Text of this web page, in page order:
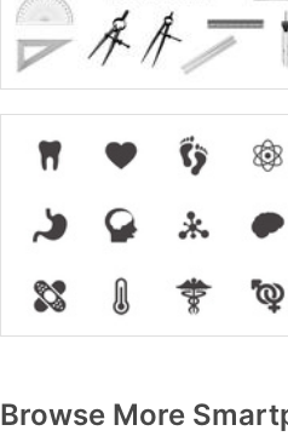
Browse More